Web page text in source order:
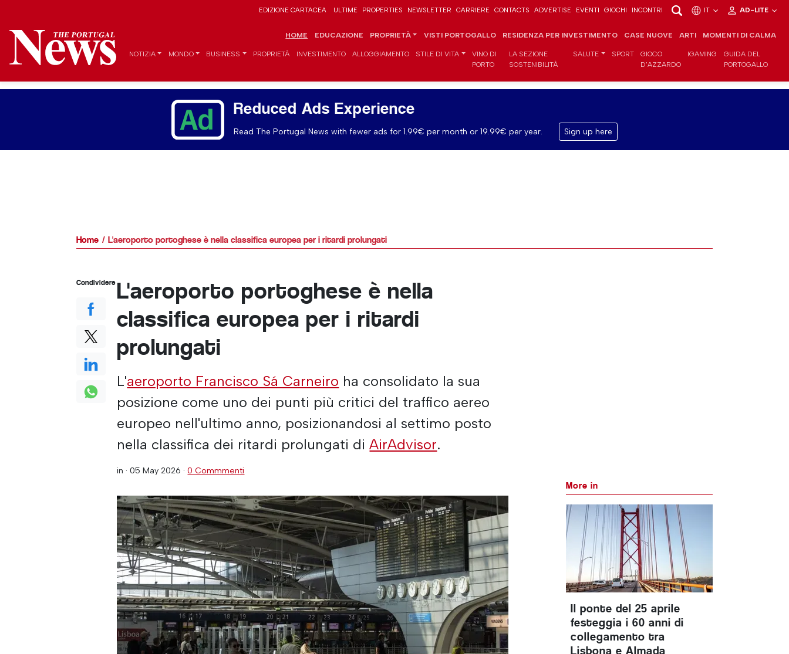
EDIZIONE CARTACEA ULTIME PROPERTIES NEWSLETTER CARRIERE CONTACTS ADVERTISE EVENTI GIOCHI INCONTRI IT AD-LITE
HOME EDUCAZIONE PROPRIETÀ VISTI PORTOGALLO RESIDENZA PER INVESTIMENTO CASE NUOVE ARTI MOMENTI DI CALMA
NOTIZIA MONDO BUSINESS PROPRIETÀ INVESTIMENTO ALLOGGIAMENTO STILE DI VITA
VINO DI
PORTO
LA SEZIONE
SOSTENIBILITÀ
SALUTE SPORT
GIOCO
D'AZZARDO
IGAMING
GUIDA DEL
PORTOGALLO
Reduced Ads Experience
Read The Portugal News with fewer ads for 1.99€ per month or 19.99€ per year. Sign up here
Home L'aeroporto portoghese è nella classifica europea per i ritardi prolungati
L'aeroporto portoghese è nella
classifica europea per i ritardi
prolungati
L'aeroporto Francisco Sá Carneiro ha consolidato la sua
posizione come uno dei punti più critici del traffico aereo
europeo nell'ultimo anno, posizionandosi al settimo posto
nella classifica dei ritardi prolungati diAirAdvisor.
in ·05 May 2026 ·0 Commmenti
Condividere
More in
Il ponte del 25 aprile
festeggia i 60 anni di
collegamento tra
Lisbona e Almada